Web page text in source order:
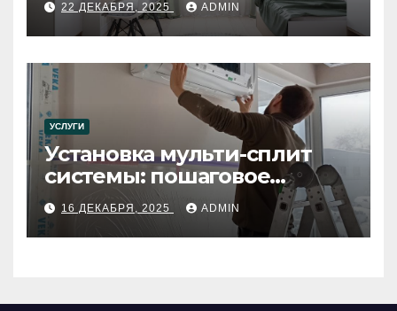
22 ДЕКАБРЯ, 2025 ADMIN
УСЛУГИ
Установка мульти-сплит
системы: пошаговое
руководство
16 ДЕКАБРЯ, 2025 ADMIN